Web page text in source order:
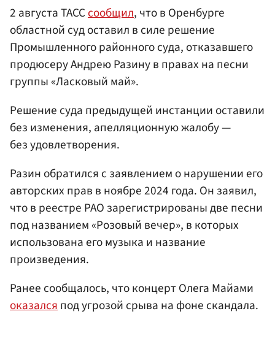
2 августа ТАССсообщил, что в Оренбурге
областной суд оставил в силе решение
Промышленного районного суда, отказавшего
продюсеру Андрею Разину в правах на песни
группы «Ласковый май».
Решение суда предыдущей инстанции оставили
без изменения, апелляционную жалобу —
без удовлетворения.
Разин обратился с заявлением о нарушении его
авторских прав в ноябре 2024 года. Он заявил,
что в реестре РАО зарегистрированы две песни
под названием «Розовый вечер», в которых
использована его музыка и название
произведения.
Ранее сообщалось, что концерт Олега Майами
оказалсяпод угрозой срыва на фоне скандала.